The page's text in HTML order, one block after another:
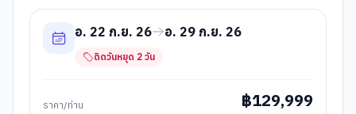
อ. 22 ก.ย. 26 อ. 29 ก.ย. 26
ติดวันหยุด 2 วัน
ราคา/ท่าน ฿129,999